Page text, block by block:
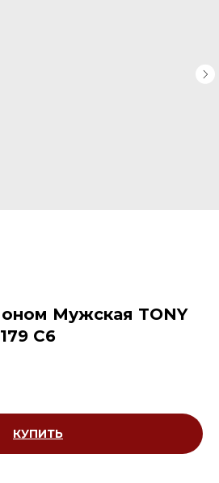
Мужская TONY
С6
КУПИТЬ